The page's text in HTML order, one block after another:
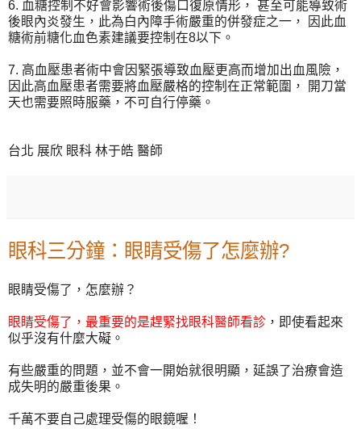
6. 血糖控制不好會影響術後傷口復原情形， 甚至可能導致術
後眼內炎發生，此為白內障手術嚴重的併發症之一， 因此血
糖術前糖化血色素建議要控制在8以下。
7. 高血壓患者術中會因緊張導致血壓更高而增加出血風險，
因此高血壓患者需要將血壓嚴格的控制在正常範圍， 開刀當
天也需要照時服藥，不可自行停藥。
台北 展欣 眼科 林于皓 醫師
眼科三分鐘：眼睛受傷了怎麼辦?
眼睛受傷了，怎麼辦？
眼睛受傷了，最重要的是趕緊找眼科醫師看診 ，即使看起來
似乎沒有什麼大礙。
有些嚴重的問題，並不會一開始就很明顯，延誤了治療會造
成失明的嚴重後果。
千萬不要自己處理受傷的眼鏡喔！